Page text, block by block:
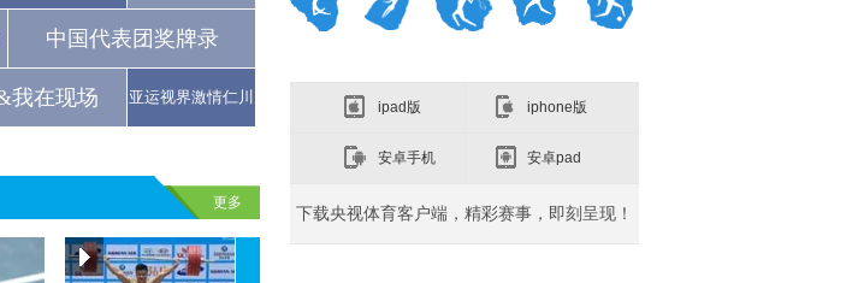
中国代表团奖牌录
我在现场 亚运视界激情仁川
更多
ipad版 iphone版
安卓手机 安卓pad
下载央视体育客户端，精彩赛事，即刻呈现！